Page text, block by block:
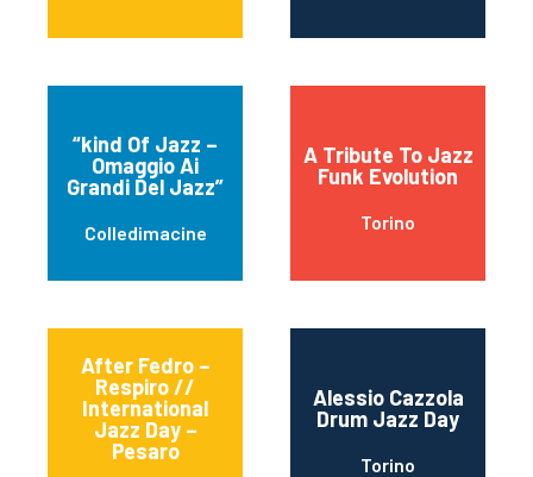
“kind Of Jazz –
Omaggio Ai
Grandi Del Jazz”
Colledimacine
A Tribute To Jazz
Funk Evolution
Torino
After Fedro –
Respiro //
International
Jazz Day –
Pesaro
Alessio Cazzola
Drum Jazz Day
Torino